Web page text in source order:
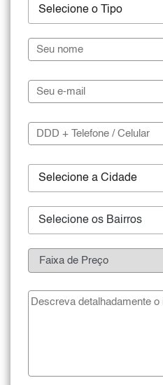
Selecione o Tipo
Selecione a Cidade
Selecione os Bairros